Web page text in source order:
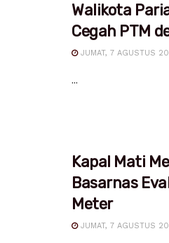
Walikota
Cegah PTM
JUMAT, 7 AGUSTUS
...
Kapal Mati
Basarnas
Meter
JUMAT, 7 AGUSTUS